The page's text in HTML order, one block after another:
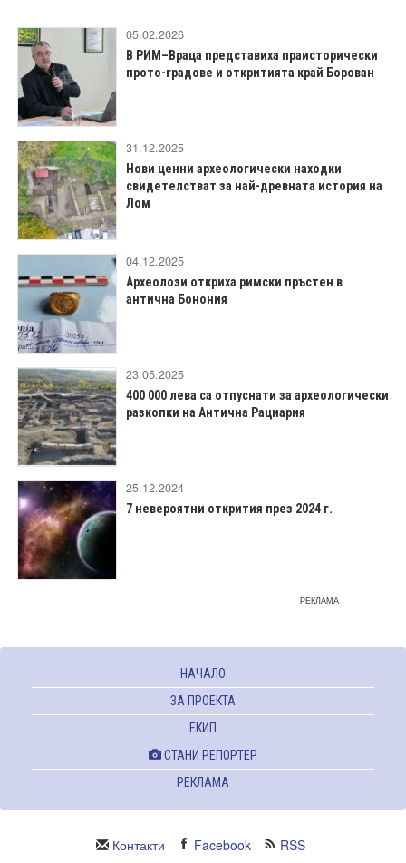
05.02.2026
В РИМ–Враца представиха праисторически
прото-градове и откритията край Борован
31.12.2025
Нови ценни археологически находки
свидетелстват за най-древната история на
Лом
04.12.2025
Археолози откриха римски пръстен в
антична Бонония
23.05.2025
400 000 лева са отпуснати за археологически
разкопки на Антична Рациария
25.12.2024
7 невероятни открития през 2024 г.
РЕКЛАМА
НАЧАЛО
ЗА ПРОЕКТА
ЕКИП
СТАНИ РЕПОРТЕР
РЕКЛАМА
Контакти Facebook RSS